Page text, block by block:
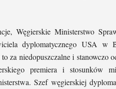
Węgierskie Ministerstwo
dyplomatycznego USA w
za niedopuszczalne i stanowczo
premiera i stosunków
Szef węgierskiej